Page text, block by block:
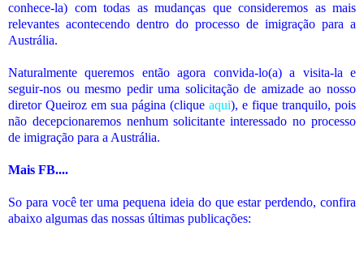
conhece-la) com todas as mudanças que consideremos as mais
relevantes acontecendo dentro do processo de imigração para a
Austrália.
Naturalmente queremos então agora convida-lo(a) a visita-la e
seguir-nos ou mesmo pedir uma solicitação de amizade ao nosso
diretor Queiroz em sua página (clique aqui), e fique tranquilo, pois
não decepcionaremos nenhum solicitante interessado no processo
de imigração para a Austrália.
Mais FB....
So para você ter uma pequena ideia do que estar perdendo, confira
abaixo algumas das nossas últimas publicações: